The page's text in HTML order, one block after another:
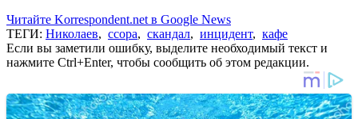
Читайте Korrespondent.net в Google News
ТЕГИ: Николаев, ссора, скандал, инцидент, кафе
Если вы заметили ошибку, выделите необходимый текст и
нажмите Ctrl+Enter, чтобы сообщить об этом редакции.